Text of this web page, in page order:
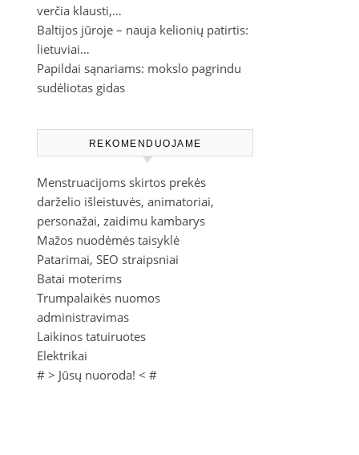
verčia klausti,…
Baltijos jūroje – nauja kelionių patirtis:
lietuviai…
Papildai sąnariams: mokslo pagrindu
sudėliotas gidas
REKOMENDUOJAME
Menstruacijoms skirtos prekės
darželio išleistuvės, animatoriai,
personažai, zaidimu kambarys
Mažos nuodėmės taisyklė
Patarimai, SEO straipsniai
Batai moterims
Trumpalaikės nuomos
administravimas
Laikinos tatuiruotes
Elektrikai
# > Jūsų nuoroda! < #